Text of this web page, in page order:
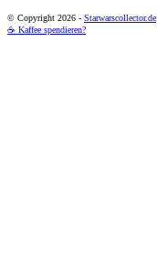
© Copyright 2026 - Starwarscollector.de
☕ Kaffee spendieren?